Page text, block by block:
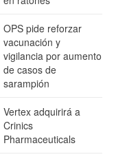
OPS pide reforzar
vacunación y
vigilancia por aumento
de casos de
sarampión
Vertex adquirirá a
Crinics
Pharmaceuticals